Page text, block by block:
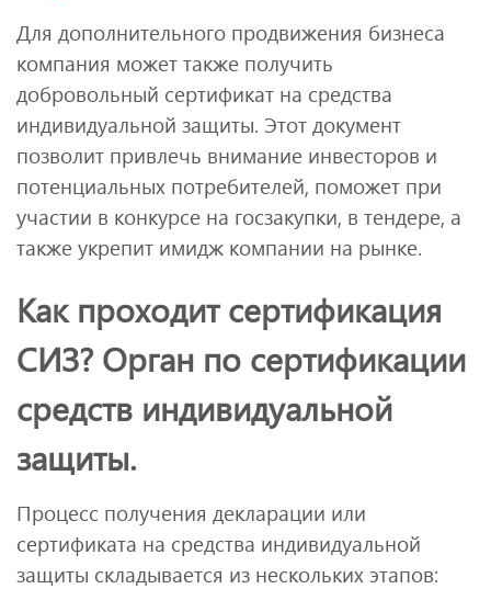
Для дополнительного продвижения бизнеса
компания может также получить
добровольный сертификат на средства
индивидуальной защиты. Этот документ
позволит привлечь внимание инвесторов и
потенциальных потребителей, поможет при
участии в конкурсе на госзакупки, в тендере, а
также укрепит имидж компании на рынке.
Как проходит сертификация
СИЗ? Орган по сертификации
средств индивидуальной
защиты.
Процесс получения декларации или
сертификата на средства индивидуальной
защиты складывается из нескольких этапов: